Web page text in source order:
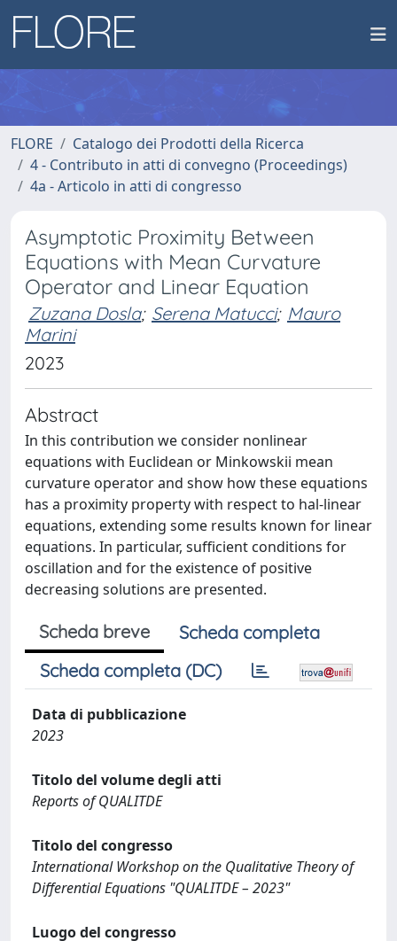
FLORE
Catalogo dei Prodotti della Ricerca
4 - Contributo in atti di convegno (Proceedings)
4a - Articolo in atti di congresso
Asymptotic Proximity Between
Equations with Mean Curvature
Operator and Linear Equation
Zuzana Dosla; Serena Matucci; Mauro
Marini
2023
Abstract
In this contribution we consider nonlinear
equations with Euclidean or Minkowskii mean
curvature operator and show how these equations
has a proximity property with respect to hal-linear
equations, extending some results known for linear
equations. In particular, sufficient conditions for
oscillation and for the existence of positive
decreasing solutions are presented.
Scheda breve
Scheda completa
Scheda completa (DC)
Data di pubblicazione
2023
Titolo del volume degli atti
Reports of QUALITDE
Titolo del congresso
International Workshop on the Qualitative Theory of
Differential Equations "QUALITDE – 2023"
Luogo del congresso